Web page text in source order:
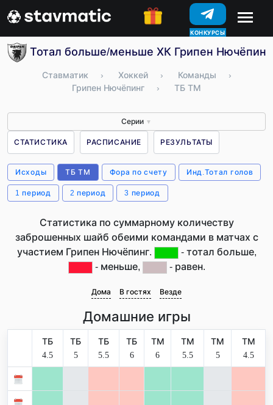
КОНКУРСЫ
Тотал больше/меньше ХК Грипен
Ставматик › Хоккей › Команды
›
Грипен Нючёпинг
› ТБ ТМ
Серии ▼
СТАТИСТИКА РАСПИСАНИЕ РЕЗУЛЬТАТЫ
Исходы ТБ ТМ Фора по счету Инд.Тотал голов
1 период 2 период 3 период
Статистика по суммарному количеству
заброшенных шайб обеими командами в матчах с
участием Грипен Нючёпинг.
- тотал больше,
- меньше,
- равен.
Дома В гостях Везде
Домашние игры
ТБ
4.5
ТБ
5
ТБ
5.5
ТБ
6
ТМ
6
ТМ
5.5
ТМ
5
ТМ
4.5